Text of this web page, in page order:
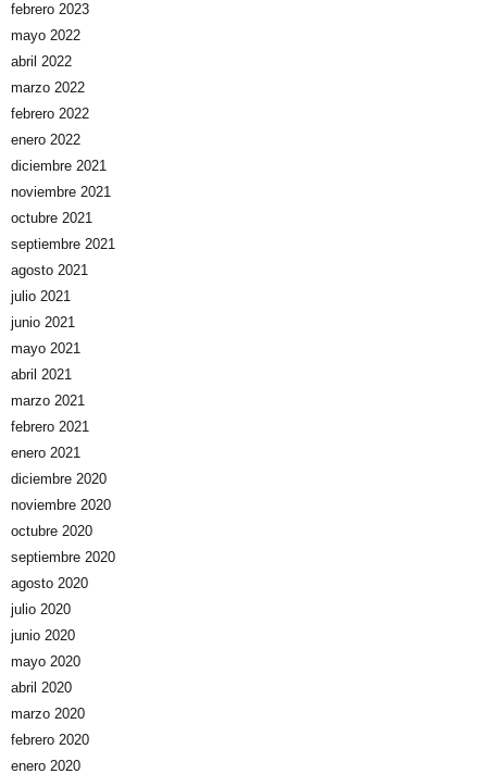
febrero 2023
mayo 2022
abril 2022
marzo 2022
febrero 2022
enero 2022
diciembre 2021
noviembre 2021
octubre 2021
septiembre 2021
agosto 2021
julio 2021
junio 2021
mayo 2021
abril 2021
marzo 2021
febrero 2021
enero 2021
diciembre 2020
noviembre 2020
octubre 2020
septiembre 2020
agosto 2020
julio 2020
junio 2020
mayo 2020
abril 2020
marzo 2020
febrero 2020
enero 2020